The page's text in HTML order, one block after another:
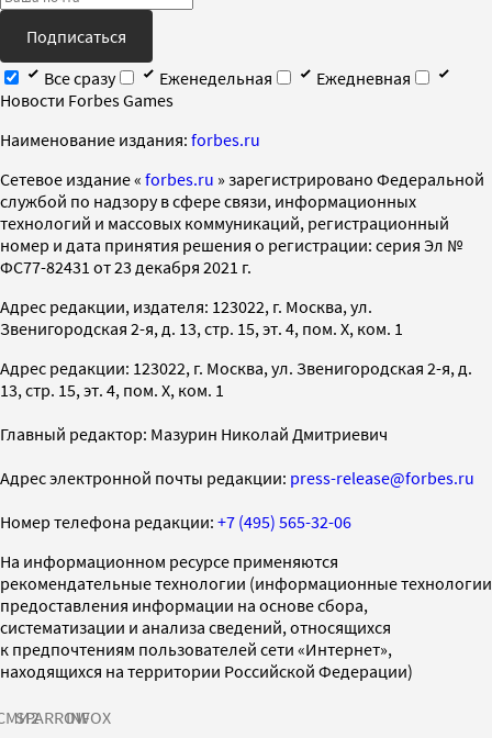
Подписаться
Все сразу
Еженедельная
Ежедневная
Новости Forbes Games
Наименование издания: forbes.ru
Cетевое издание « forbes.ru » зарегистрировано Федеральной
службой по надзору в сфере связи, информационных
технологий и массовых коммуникаций, регистрационный
номер и дата принятия решения о регистрации: серия Эл №
ФС77-82431 от 23 декабря 2021 г.
Адрес редакции, издателя: 123022, г. Москва, ул.
Звенигородская 2-я, д. 13, стр. 15, эт. 4, пом. X, ком. 1
Адрес редакции: 123022, г. Москва, ул. Звенигородская 2-я, д.
13, стр. 15, эт. 4, пом. X, ком. 1
Главный редактор: Мазурин Николай Дмитриевич
Адрес электронной почты редакции: press-release@forbes.ru
Номер телефона редакции: +7 (495) 565-32-06
На информационном ресурсе применяются
рекомендательные технологии (информационные технологии
предоставления информации на основе сбора,
систематизации и анализа сведений, относящихся
к предпочтениям пользователей сети «Интернет»,
находящихся на территории Российской Федерации)
SPARROWINFOX